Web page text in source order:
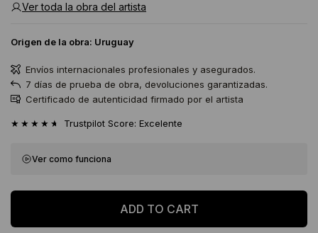
Ver toda la obra del artista
Origen de la obra: Uruguay
Envíos internacionales profesionales y asegurados.
7 días de prueba de obra, devoluciones garantizadas.
Certificado de autenticidad firmado por el artista
★★★★★ Trustpilot Score: Excelente
Ver como funciona